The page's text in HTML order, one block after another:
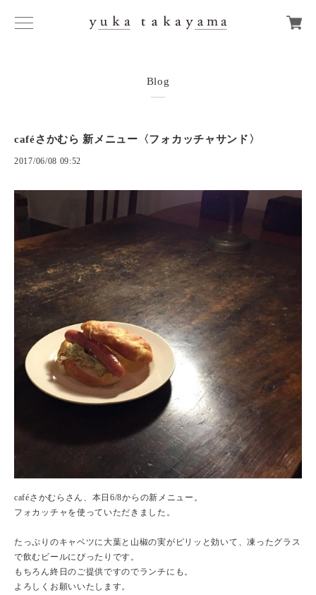
Blog
caféさかむら 新メニュー〈フォカッチャサンド〉
2017/06/08 09:52
caféさかむらさん、本日6/8からの新メニュー。
フォカッチャを使っていただきました。
たっぷりのキャベツに大葉と山椒の実がピリッと効いて、凍ったグラス
で飲むビールにぴったりです。
もちろん終日のご提供ですのでランチにも。
よろしくお願いいたします。